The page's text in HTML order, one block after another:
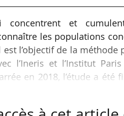
concentrent et
les populations
l’objectif de la méthode
l’Ineris et l’Institut
en 2018, l’étude a été